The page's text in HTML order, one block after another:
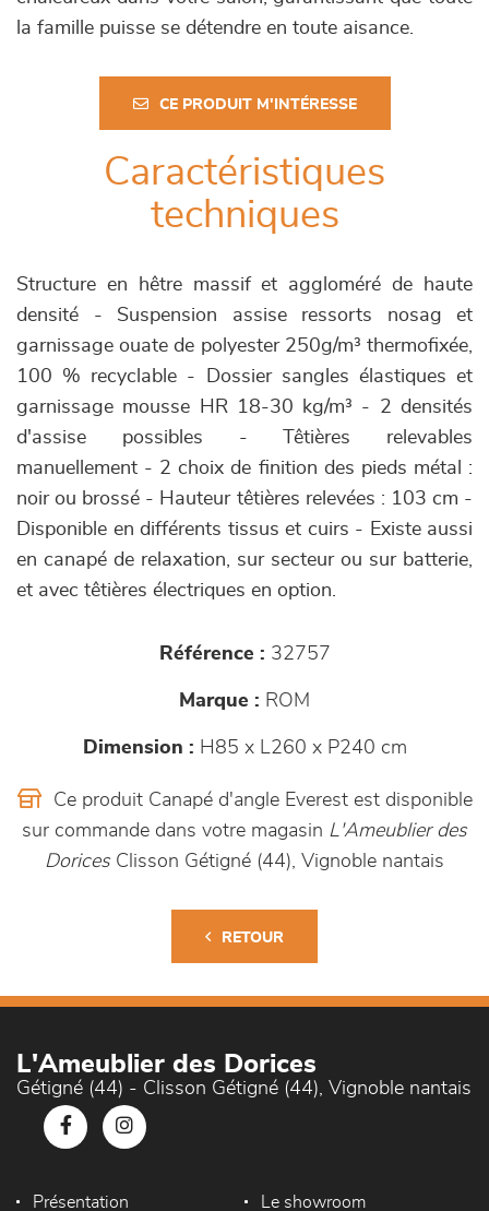
la famille puisse se détendre en toute aisance.
CE PRODUIT M'INTÉRESSE
Caractéristiques
techniques
Structure en hêtre massif et aggloméré de haute
densité - Suspension assise ressorts nosag et
garnissage ouate de polyester 250g/m³ thermofixée,
100 % recyclable - Dossier sangles élastiques et
garnissage mousse HR 18-30 kg/m³ - 2 densités
d'assise possibles - Têtières relevables
manuellement - 2 choix de finition des pieds métal :
noir ou brossé - Hauteur têtières relevées : 103 cm -
Disponible en différents tissus et cuirs - Existe aussi
en canapé de relaxation, sur secteur ou sur batterie,
et avec têtières électriques en option.
Référence : 32757
Marque : ROM
Dimension : H85 x L260 x P240 cm
Ce produit Canapé d'angle Everest est disponible
sur commande dans votre magasin L'Ameublier des
DoricesClisson Gétigné (44), Vignoble nantais
RETOUR
L'Ameublier des Dorices
Gétigné (44) - Clisson Gétigné (44), Vignoble nantais
Présentation Le showroom